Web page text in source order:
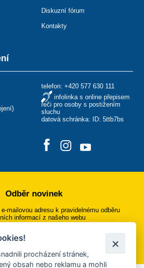
)
telefon: +420 577 630 111
infolinka s online přepisem
řeči pro osoby s postižením
sluchu
datová schránka: ID: 5ttb7bs
Diskuzní fórum
Kontakty
Odběr novinek
mailovou adresu k pravidelnému odběru
informací z našeho webu
Přihlásit se k odběru
procházení stránek,
obsah nebo reklamu a mohli